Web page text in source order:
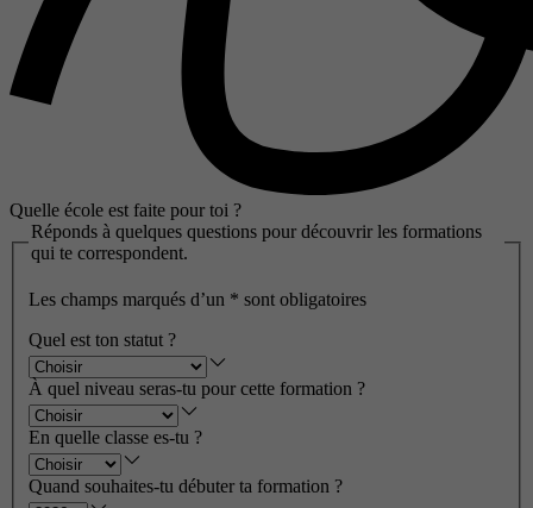
Quelle école est faite pour toi ?
Réponds à quelques questions pour découvrir les formations
qui te correspondent.
Les champs marqués d’un * sont obligatoires
Quel est ton statut ?
À quel niveau seras-tu pour cette formation ?
En quelle classe es-tu ?
Quand souhaites-tu débuter ta formation ?